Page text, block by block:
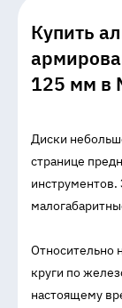
Купить
125 мм в
Диски
странице
Относительно
круги по
настоящему